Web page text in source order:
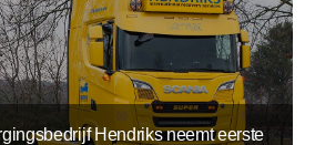
Hendriks neemt eerste